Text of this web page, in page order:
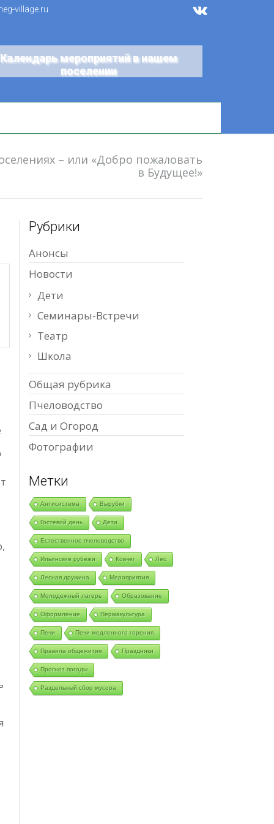
village.ru
Календарь мероприятий в нашем
поселении
– или «Добро пожаловать
в Будущее!»
Рубрики
Анонсы
Новости
Дети
Семинары-Встречи
Театр
Школа
Общая рубрика
Пчеловодство
Сад и Огород
Фотографии
Метки
Антисистема Вырубки
Гостевой день Дети
Естественное пчеловодство
Ильинские рубежи Ковчег Лес
Лесная дружина Мероприятия
Молодежный лагерь Образование
Оформление Пермакультура
Печи Печи медленного горения
Правила общежития Праздники
Прогноз погоды
Раздельный сбор мусора